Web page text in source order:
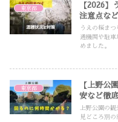
東京都
【2026】
注意点な
うえの桜ま
通機関や駐
めました。
東京都
【上野公
安など徹
上野公園の
見どころ別